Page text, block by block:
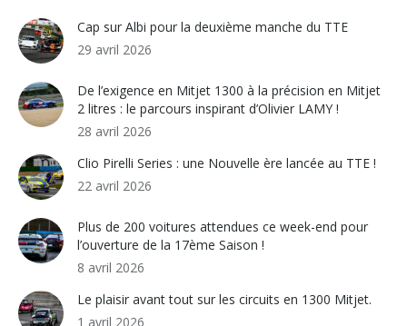
Cap sur Albi pour la deuxième manche du TTE
29 avril 2026
De l’exigence en Mitjet 1300 à la précision en Mitjet
2 litres : le parcours inspirant d’Olivier LAMY !
28 avril 2026
Clio Pirelli Series : une Nouvelle ère lancée au TTE !
22 avril 2026
Plus de 200 voitures attendues ce week-end pour
l’ouverture de la 17ème Saison !
8 avril 2026
Le plaisir avant tout sur les circuits en 1300 Mitjet.
1 avril 2026